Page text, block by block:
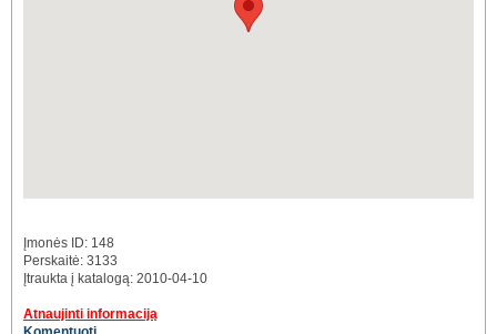
Įmonės ID: 148
Perskaitė: 3133
Įtraukta į katalogą: 2010-04-10
Atnaujinti informaciją